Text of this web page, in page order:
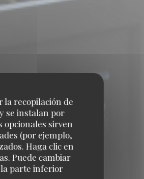
la recopilación de
se instalan por
opcionales sirven
(por ejemplo,
Haga clic en
Puede cambiar
la parte inferior